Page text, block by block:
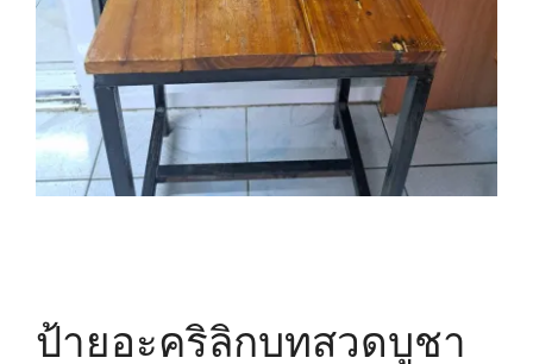
ป้ายอะคริลิกบทสวดบูชา